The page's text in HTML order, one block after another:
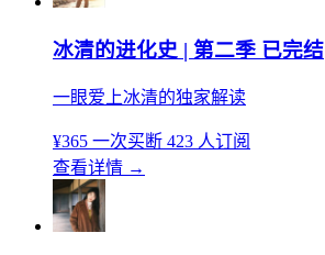
冰清的进化史 | 第二季 已完结
一眼爱上冰清的独家解读
¥365 一次买断 423 人订阅
查看详情 →